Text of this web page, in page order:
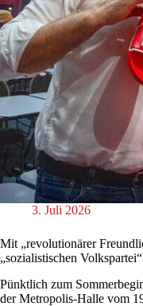
3. Juli 2026
Mit „revolutionärer
„sozialistischen
Pünktlich zum
der Metropolis-Halle vom